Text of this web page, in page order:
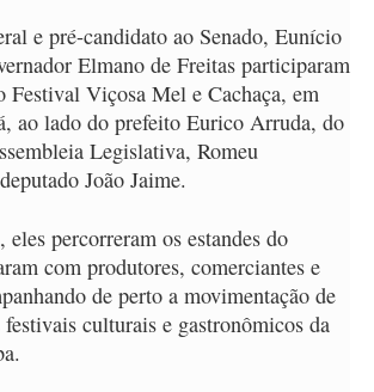
e pré-candidato ao Senado, Eunício
Elmano de Freitas participaram
Festival Viçosa Mel e Cachaça, em
ao lado do prefeito Eurico Arruda, do
Legislativa, Romeu
João Jaime.
percorreram os estandes do
com produtores, comerciantes e
de perto a movimentação de
culturais e gastronômicos da